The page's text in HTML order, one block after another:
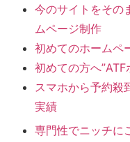
今のサイトをその
ムページ制作
初めてのホームペ
初めての方へ
スマホから予約殺
実績
専門性でニッチに